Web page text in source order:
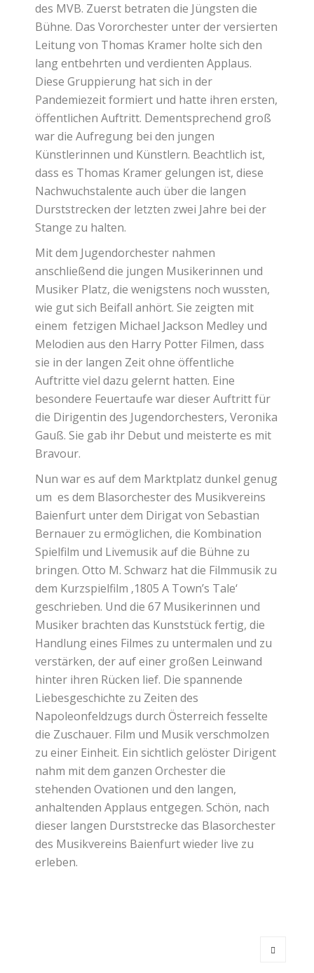
des MVB. Zuerst betraten die Jüngsten die
Bühne. Das Vororchester unter der versierten
Leitung von Thomas Kramer holte sich den
lang entbehrten und verdienten Applaus.
Diese Gruppierung hat sich in der
Pandemiezeit formiert und hatte ihren ersten,
öffentlichen Auftritt. Dementsprechend groß
war die Aufregung bei den jungen
Künstlerinnen und Künstlern. Beachtlich ist,
dass es Thomas Kramer gelungen ist, diese
Nachwuchstalente auch über die langen
Durststrecken der letzten zwei Jahre bei der
Stange zu halten.
Mit dem Jugendorchester nahmen
anschließend die jungen Musikerinnen und
Musiker Platz, die wenigstens noch wussten,
wie gut sich Beifall anhört. Sie zeigten mit
einem fetzigen Michael Jackson Medley und
Melodien aus den Harry Potter Filmen, dass
sie in der langen Zeit ohne öffentliche
Auftritte viel dazu gelernt hatten. Eine
besondere Feuertaufe war dieser Auftritt für
die Dirigentin des Jugendorchesters, Veronika
Gauß. Sie gab ihr Debut und meisterte es mit
Bravour.
Nun war es auf dem Marktplatz dunkel genug
um es dem Blasorchester des Musikvereins
Baienfurt unter dem Dirigat von Sebastian
Bernauer zu ermöglichen, die Kombination
Spielfilm und Livemusik auf die Bühne zu
bringen. Otto M. Schwarz hat die Filmmusik zu
dem Kurzspielfilm ‚1805 A Town’s Tale‘
geschrieben. Und die 67 Musikerinnen und
Musiker brachten das Kunststück fertig, die
Handlung eines Filmes zu untermalen und zu
verstärken, der auf einer großen Leinwand
hinter ihren Rücken lief. Die spannende
Liebesgeschichte zu Zeiten des
Napoleonfeldzugs durch Österreich fesselte
die Zuschauer. Film und Musik verschmolzen
zu einer Einheit. Ein sichtlich gelöster Dirigent
nahm mit dem ganzen Orchester die
stehenden Ovationen und den langen,
anhaltenden Applaus entgegen. Schön, nach
dieser langen Durststrecke das Blasorchester
des Musikvereins Baienfurt wieder live zu
erleben.